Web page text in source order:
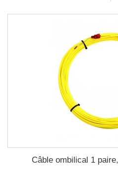
Câble ombilical 1